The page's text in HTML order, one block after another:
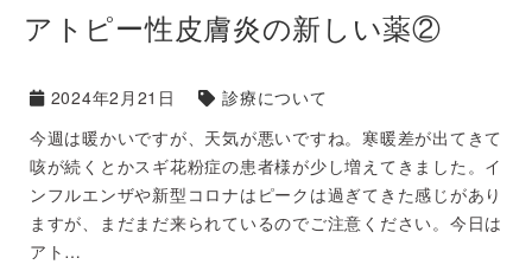
アトピー性皮膚炎の新しい薬②
2024年2月21日
診療について
今週は暖かいですが、天気が悪いですね。寒暖差が出てきて
咳が続くとかスギ花粉症の患者様が少し増えてきました。イ
ンフルエンザや新型コロナはピークは過ぎてきた感じがあり
ますが、まだまだ来られているのでご注意ください。今日は
アト…